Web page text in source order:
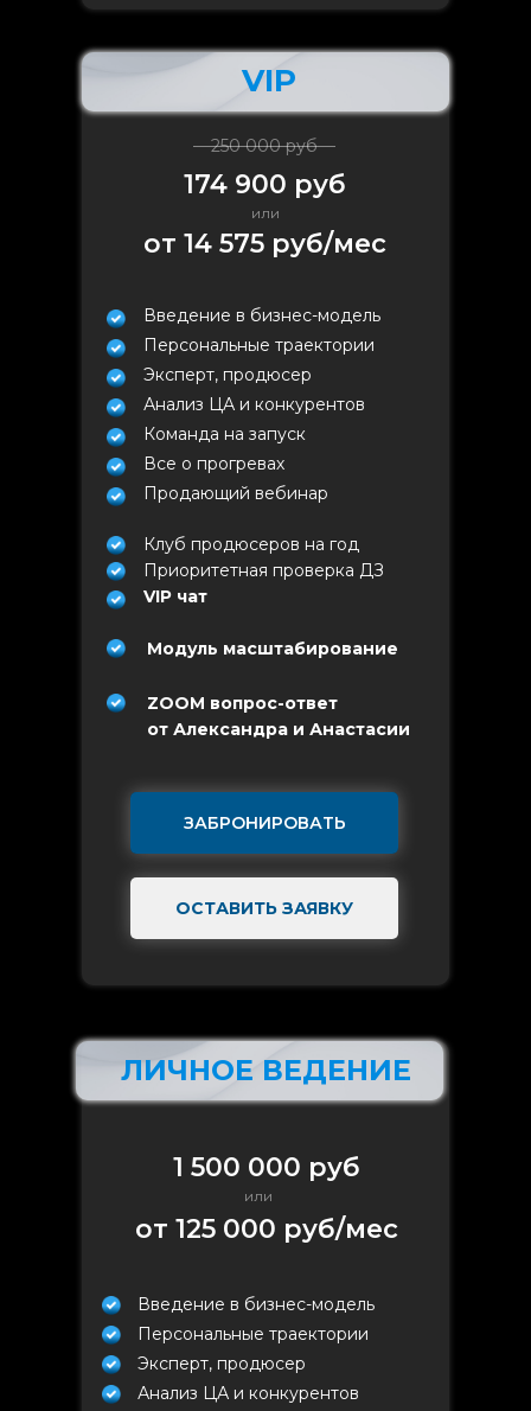
ЗАБРОНИРОВАТЬ
ОСТАВИТЬ ЗАЯВКУ
Введение в бизнес-модель
Персональные траектории
Эксперт, продюсер
Анализ ЦА и конкурентов
ZOOM вопрос-ответ
от Александра и Анастасии
VIP
Введение в бизнес-модель
Персональные траектории
Эксперт, продюсер
Анализ ЦА и конкурентов
Команда на запуск
Все о прогревах
Продающий вебинар
Клуб продюсеров на год
Приоритетная проверка ДЗ
VIP чат
ЛИЧНОЕ ВЕДЕНИЕ
1 500 000 руб
от 125 000 руб/мес
или
250 000 руб
174 900 руб
от 14 575 руб/мес
или
Модуль масштабирование